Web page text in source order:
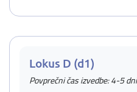
Lokus D (d1)
Povprečni čas izvedbe: 4-5 dni